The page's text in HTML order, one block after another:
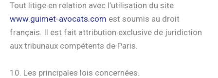
Tout litige en relation avec l’utilisation du site
www.guimet-avocats.com est soumis au droit
français. Il est fait attribution exclusive de juridiction
aux tribunaux compétents de Paris.
10. Les principales lois concernées.